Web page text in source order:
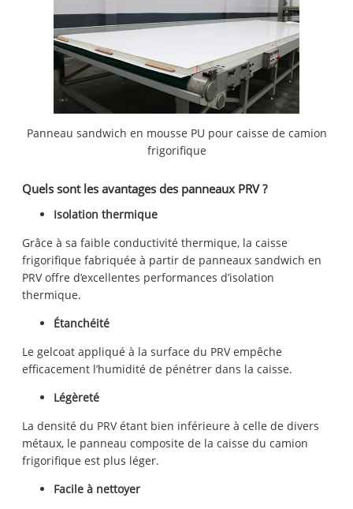
Panneau sandwich en mousse PU pour caisse de camion
frigorifique
Quels sont les avantages des panneaux PRV ?
Isolation thermique
Grâce à sa faible conductivité thermique, la caisse
frigorifique fabriquée à partir de panneaux sandwich en
PRV offre d’excellentes performances d’isolation
thermique.
Étanchéité
Le gelcoat appliqué à la surface du PRV empêche
efficacement l’humidité de pénétrer dans la caisse.
Légèreté
La densité du PRV étant bien inférieure à celle de divers
métaux, le panneau composite de la caisse du camion
frigorifique est plus léger.
Facile à nettoyer